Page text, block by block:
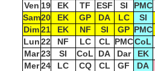
Ven 19 EK TF ESF SI PMC
Sam20 EK GP DA LC SI
Dim21 EK NF SI GP PMC
Lun22 NF LC CL PMCCoL
Mar 23 SI CoL DA Dar EK
Mer 24 LC CQ CL GF DA